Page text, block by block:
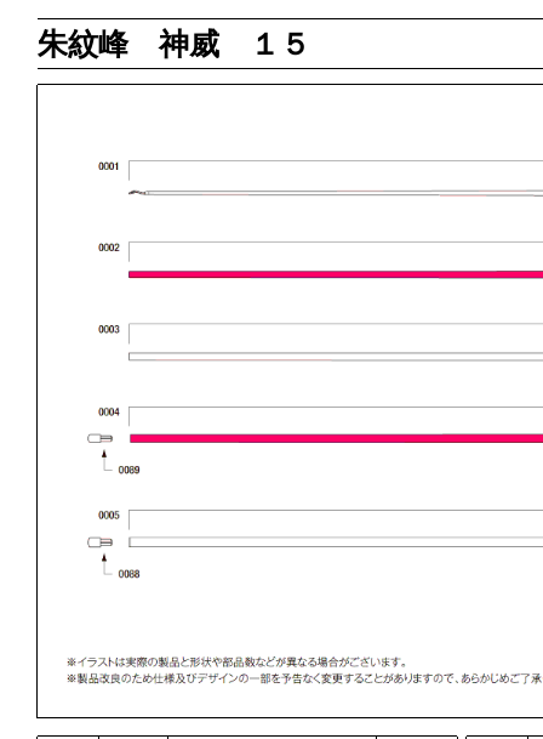
朱紋峰 神威 １５